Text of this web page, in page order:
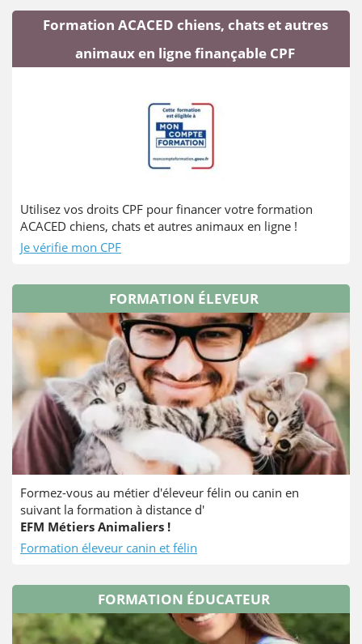
Formation ACACED chiens, chats et autres
animaux en ligne finançable CPF
Utilisez vos droits CPF pour financer votre formation
ACACED chiens, chats et autres animaux en ligne !
Je vérifie mon CPF
FORMATION ÉLEVEUR
Formez-vous au métier d'éleveur félin ou canin en
suivant la formation à distance d'
EFM Métiers Animaliers !
Formation éleveur canin et félin
FORMATION ÉDUCATEUR